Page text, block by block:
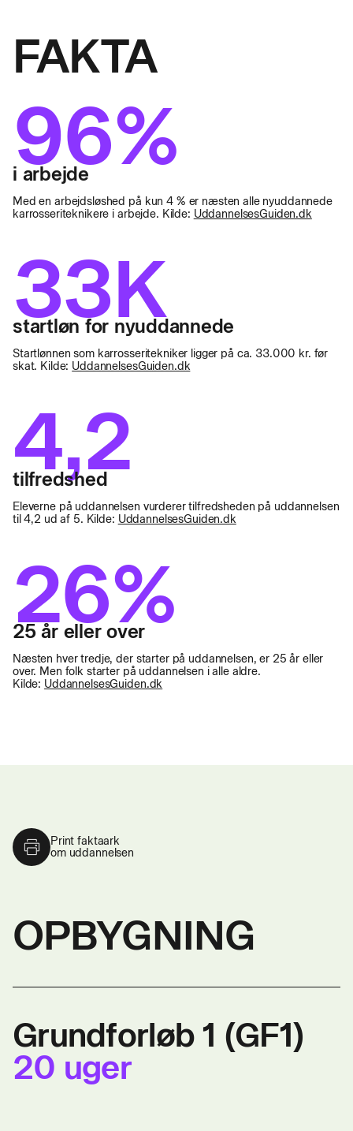
FAKTA
96%
i arbejde
Med en arbejdsløshed på kun 4 % er næsten alle nyuddannede
karrosseriteknikere i arbejde. Kilde: UddannelsesGuiden.dk
33K
startløn for nyuddannede
Startlønnen som karrosseritekniker ligger på ca. 33.000 kr. før
skat. Kilde: UddannelsesGuiden.dk
4,2
tilfredshed
Eleverne på uddannelsen vurderer tilfredsheden på uddannelsen
til 4,2 ud af 5. Kilde: UddannelsesGuiden.dk
26%
25 år eller over
Næsten hver tredje, der starter på uddannelsen, er 25 år eller
over. Men folk starter på uddannelsen i alle aldre.
Kilde: UddannelsesGuiden.dk
OPBYGNING
Print faktaark
om uddannelsen
Grundforløb 1 (GF1)
20 uger